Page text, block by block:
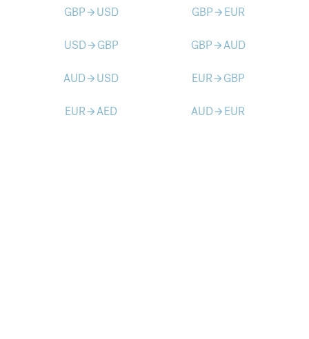
GBParrow_forward USD GBParrow_forward EUR
USDarrow_forward GBP GBParrow_forwardAUD
AUDarrow_forward USD EURarrow_forward GBP
EURarrow_forwardAED AUDarrow_forward EUR